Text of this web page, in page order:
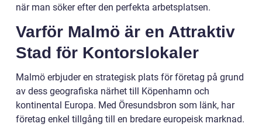
när man söker efter den perfekta arbetsplatsen.
Varför Malmö är en Attraktiv
Stad för Kontorslokaler
Malmö erbjuder en strategisk plats för företag på grund
av dess geografiska närhet till Köpenhamn och
kontinental Europa. Med Öresundsbron som länk, har
företag enkel tillgång till en bredare europeisk marknad.